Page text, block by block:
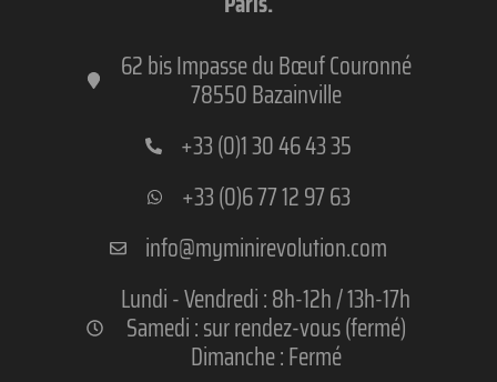
62 bis Impasse du Bœuf Couronné
78550 Bazainville
+33 (0)1 30 46 43 35
+33 (0)6 77 12 97 63
info@myminirevolution.com
Lundi - Vendredi : 8h-12h / 13h-17h
Samedi : sur rendez-vous (fermé)
Dimanche : Fermé